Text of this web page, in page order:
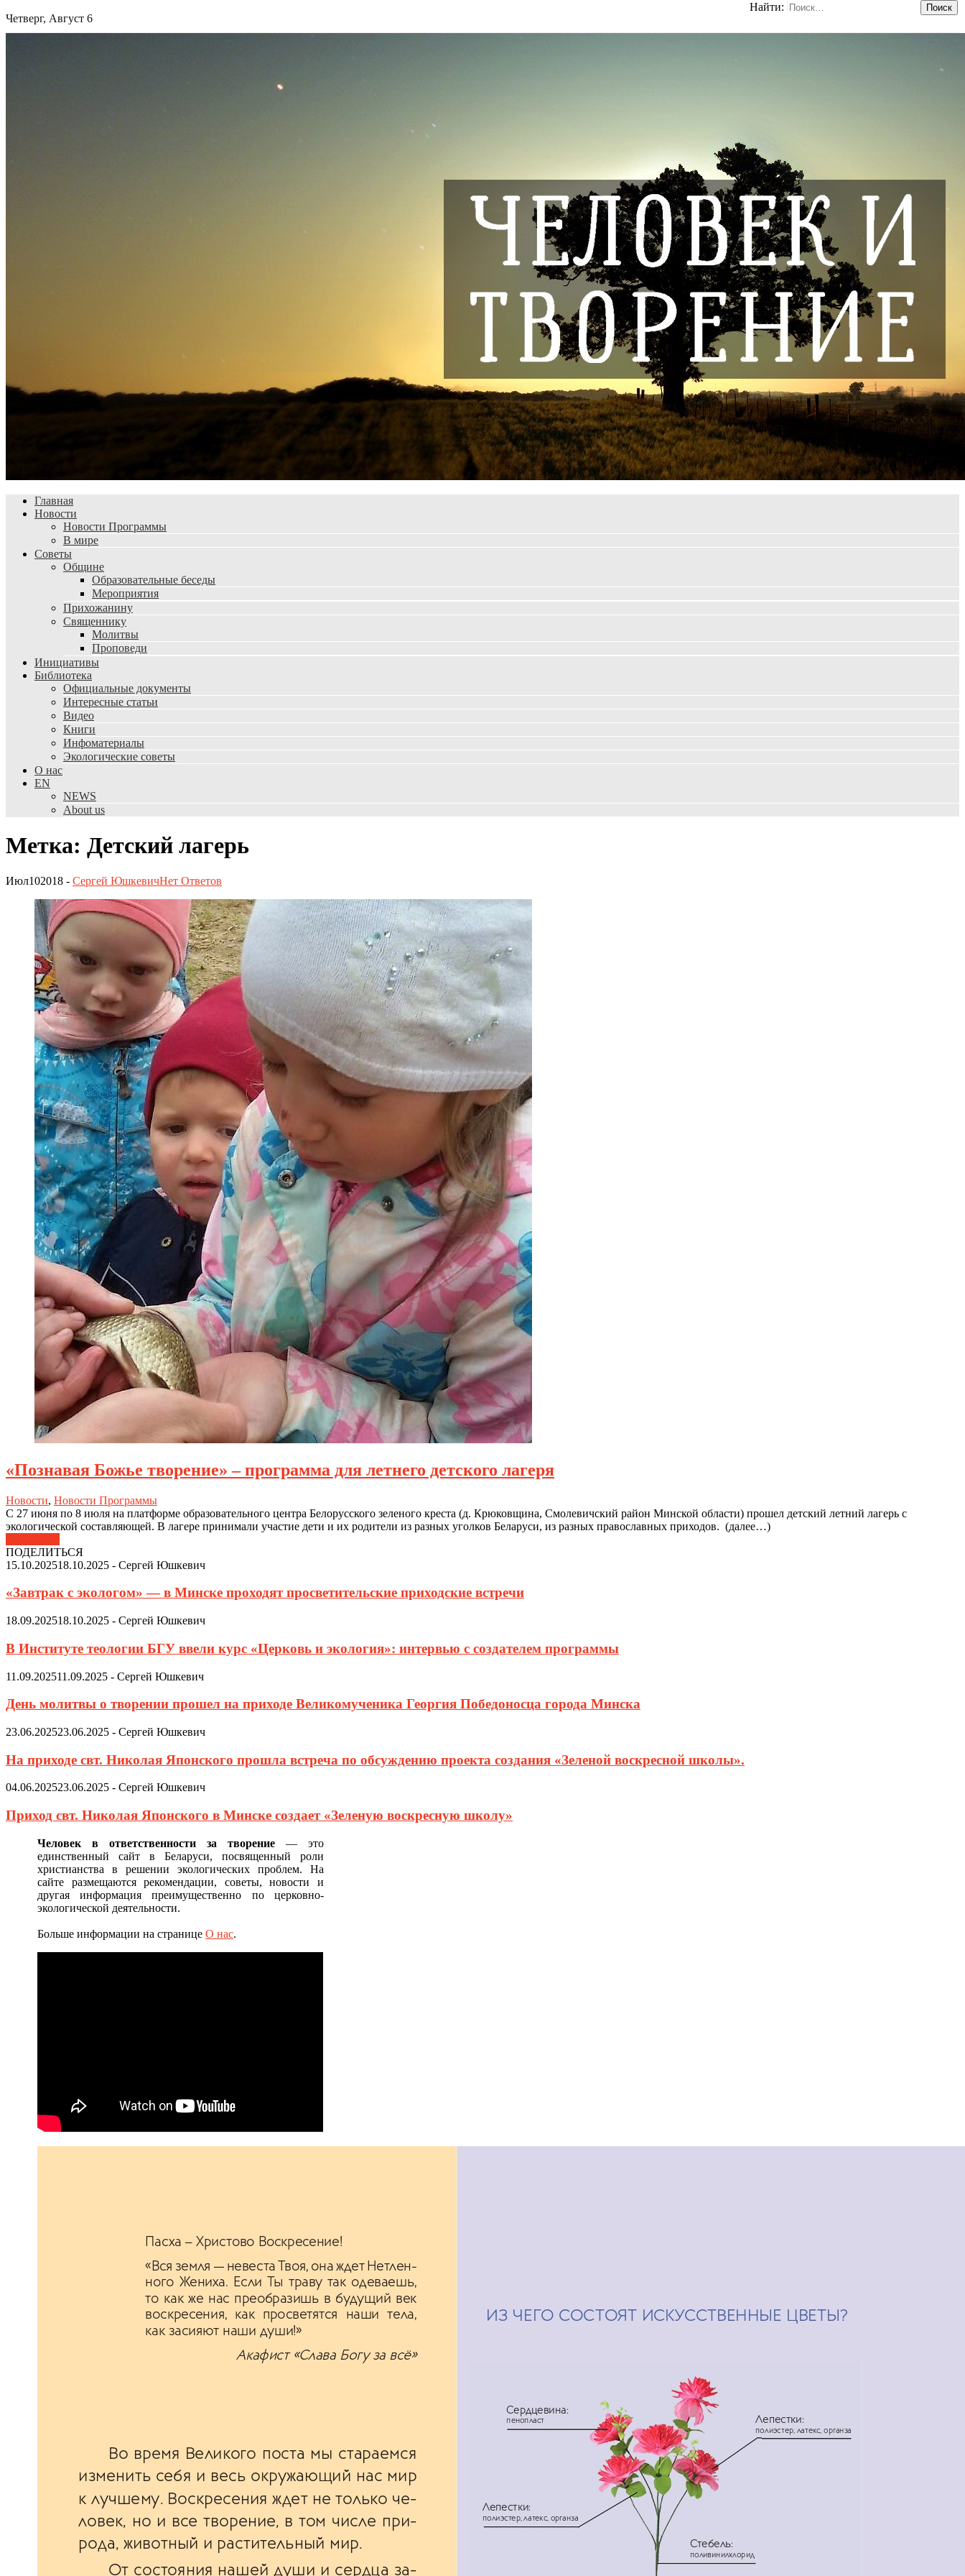
Четверг, Август 6
Найти:
Главная
Новости
Новости Программы
В мире
Советы
Общине
Образовательные беседы
Мероприятия
Прихожанину
Священнику
Молитвы
Проповеди
Инициативы
Библиотека
Официальные документы
Интересные статьи
Видео
Книги
Инфоматериалы
Экологические советы
О нас
EN
NEWS
About us
Метка: Детский лагерь
Июл102018 - Сергей ЮшкевичНет Ответов
«Познавая Божье творение» – программа для летнего детского лагеря
Новости, Новости Программы
С 27 июня по 8 июля на платформе образовательного центра Белорусского зеленого креста (д. Крюковщина, Смолевичский район Минской области) прошел детский летний лагерь с
экологической составляющей. В лагере принимали участие дети и их родители из разных уголков Беларуси, из разных православных приходов. (далее…)
ПОДЕЛИТЬСЯ
15.10.202518.10.2025 - Сергей Юшкевич
«Завтрак с экологом» — в Минске проходят просветительские приходские встречи
18.09.202518.10.2025 - Сергей Юшкевич
В Институте теологии БГУ ввели курс «Церковь и экология»: интервью с создателем программы
11.09.202511.09.2025 - Сергей Юшкевич
День молитвы о творении прошел на приходе Великомученика Георгия Победоносца города Минска
23.06.202523.06.2025 - Сергей Юшкевич
На приходе свт. Николая Японского прошла встреча по обсуждению проекта создания «Зеленой воскресной школы».
04.06.202523.06.2025 - Сергей Юшкевич
Приход свт. Николая Японского в Минске создает «Зеленую воскресную школу»
Человек в ответственности за творение— это
единственный сайт в Беларуси, посвященный роли
христианства в решении экологических проблем. На
сайте размещаются рекомендации, советы, новости и
другая информация преимущественно по церковно-
экологической деятельности.
Больше информации на страницеО нас.